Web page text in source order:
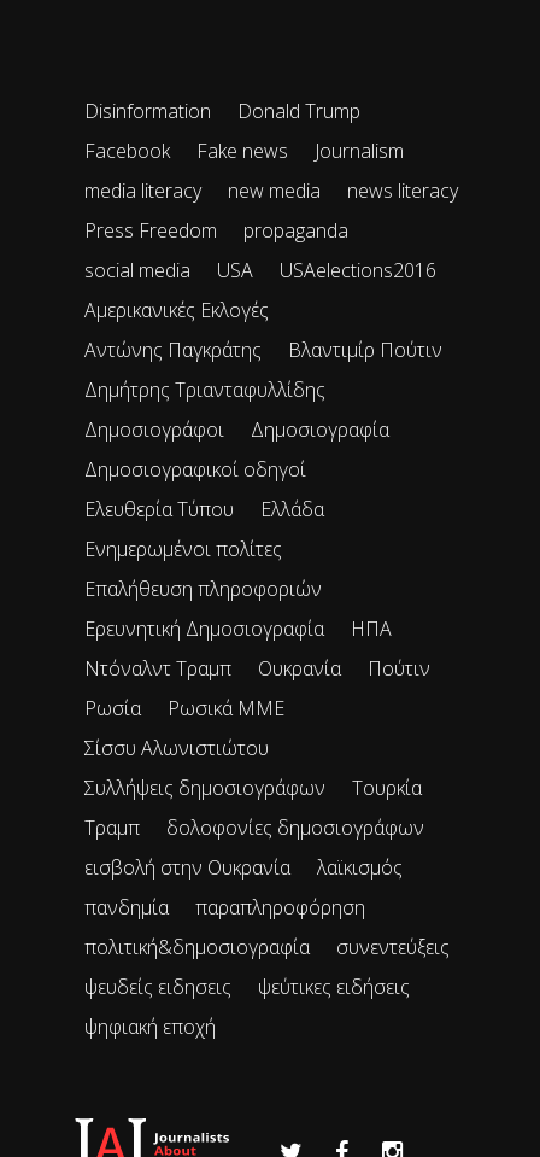
Disinformation
Donald Trump
Facebook
Fake news
Journalism
media literacy
new media
news literacy
Press Freedom
propaganda
social media
USA
USAelections2016
Αμερικανικές Εκλογές
Αντώνης Παγκράτης
Βλαντιμίρ Πούτιν
Δημήτρης Τριανταφυλλίδης
Δημοσιογράφοι
Δημοσιογραφία
Δημοσιογραφικοί οδηγοί
Ελευθερία Τύπου
Ελλάδα
Ενημερωμένοι πολίτες
Επαλήθευση πληροφοριών
Ερευνητική Δημοσιογραφία
ΗΠΑ
Ντόναλντ Τραμπ
Ουκρανία
Πούτιν
Ρωσία
Ρωσικά ΜΜΕ
Σίσσυ Αλωνιστιώτου
Συλλήψεις δημοσιογράφων
Τουρκία
Τραμπ
δολοφονίες δημοσιογράφων
εισβολή στην Ουκρανία
λαϊκισμός
πανδημία
παραπληροφόρηση
πολιτική&δημοσιογραφία
συνεντεύξεις
ψευδείς ειδησεις
ψεύτικες ειδήσεις
ψηφιακή εποχή